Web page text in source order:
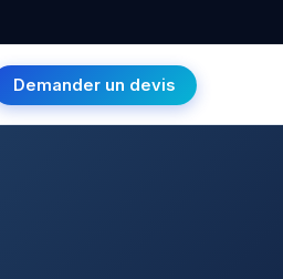
Demander un devis